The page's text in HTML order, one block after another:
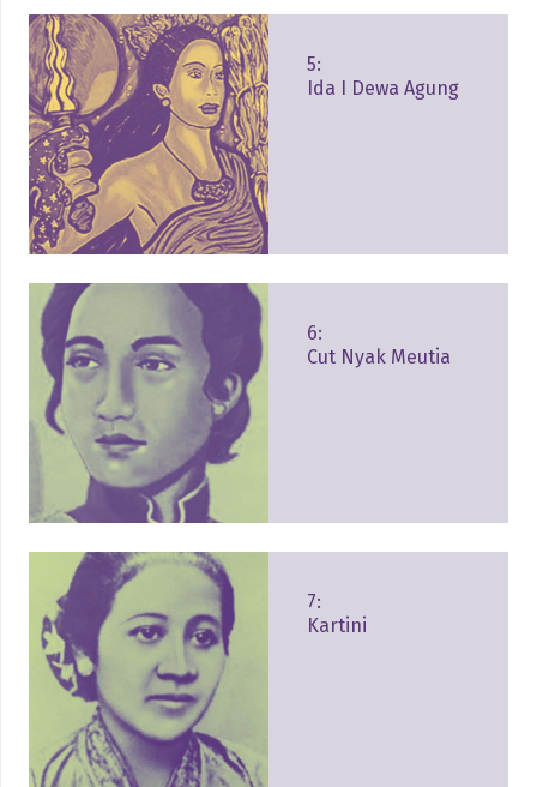
5:
Ida I Dewa Agung
6:
Cut Nyak Meutia
7:
Kartini